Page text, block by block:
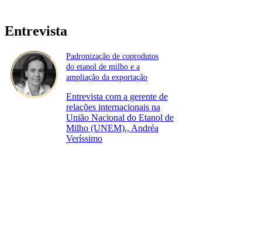
Entrevista
Padronização de coprodutos
do etanol de milho e a
ampliação da exportação
Entrevista com a gerente de
relações internacionais na
União Nacional do Etanol de
Milho (UNEM)., Andréa
Veríssimo